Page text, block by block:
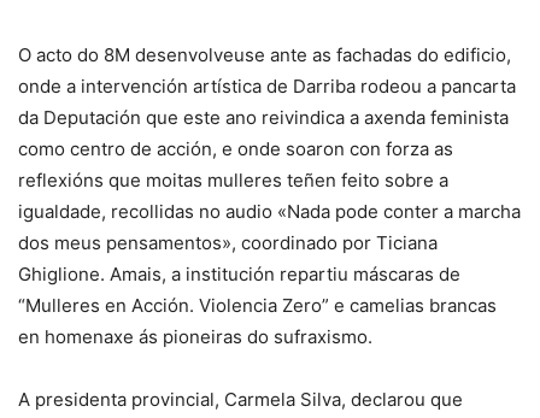
O acto do 8M desenvolveuse ante as fachadas do edificio,
onde a intervención artística de Darriba rodeou a pancarta
da Deputación que este ano reivindica a axenda feminista
como centro de acción, e onde soaron con forza as
reflexións que moitas mulleres teñen feito sobre a
igualdade, recollidas no audio «Nada pode conter a marcha
dos meus pensamentos», coordinado por Ticiana
Ghiglione. Amais, a institución repartiu máscaras de
“Mulleres en Acción. Violencia Zero” e camelias brancas
en homenaxe ás pioneiras do sufraxismo.
A presidenta provincial, Carmela Silva, declarou que